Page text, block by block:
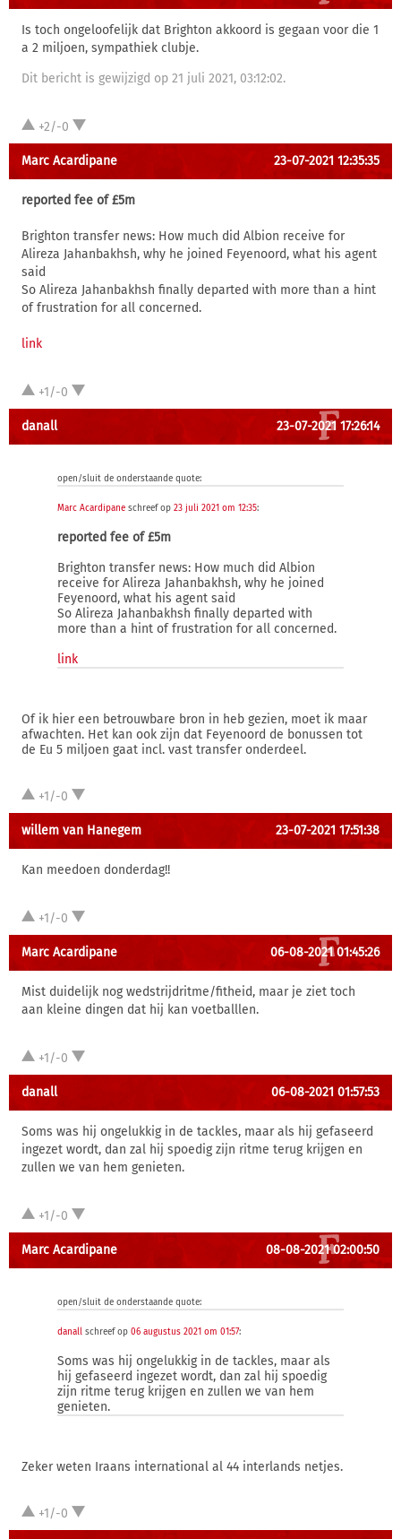
Is toch ongeloofelijk dat Brighton akkoord is gegaan voor die 1
a 2 miljoen, sympathiek clubje.
Dit bericht is gewijzigd op 21 juli 2021, 03:12:02.
+2/-0
Marc Acardipane 23-07-2021 12:35:35
reported fee of £5m
Brighton transfer news: How much did Albion receive for
Alireza Jahanbakhsh, why he joined Feyenoord, what his agent
said
So Alireza Jahanbakhsh finally departed with more than a hint
of frustration for all concerned.
link
+1/-0
danall 23-07-2021 17:26:14
open/sluit de onderstaande quote:
Marc Acardipane schreef op 23 juli 2021 om 12:35:
reported fee of £5m
Brighton transfer news: How much did Albion
receive for Alireza Jahanbakhsh, why he joined
Feyenoord, what his agent said
So Alireza Jahanbakhsh finally departed with
more than a hint of frustration for all concerned.
link
Of ik hier een betrouwbare bron in heb gezien, moet ik maar
afwachten. Het kan ook zijn dat Feyenoord de bonussen tot
de Eu 5 miljoen gaat incl. vast transfer onderdeel.
+1/-0
willem van Hanegem 23-07-2021 17:51:38
Kan meedoen donderdag!!
+1/-0
Marc Acardipane 06-08-2021 01:45:26
Mist duidelijk nog wedstrijdritme/fitheid, maar je ziet toch
aan kleine dingen dat hij kan voetballlen.
+1/-0
danall 06-08-2021 01:57:53
Soms was hij ongelukkig in de tackles, maar als hij gefaseerd
ingezet wordt, dan zal hij spoedig zijn ritme terug krijgen en
zullen we van hem genieten.
+1/-0
Marc Acardipane 08-08-2021 02:00:50
open/sluit de onderstaande quote:
danall schreef op 06 augustus 2021 om 01:57:
Soms was hij ongelukkig in de tackles, maar als
hij gefaseerd ingezet wordt, dan zal hij spoedig
zijn ritme terug krijgen en zullen we van hem
genieten.
Zeker weten Iraans international al 44 interlands netjes.
+1/-0